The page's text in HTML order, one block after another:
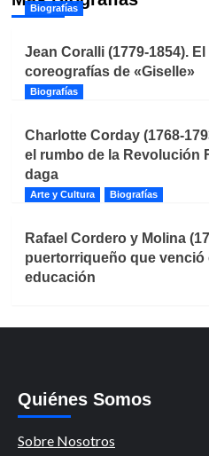
Biografías
Jean Coralli (1779-1854).
coreografías de «Giselle»
Biografías
Charlotte Corday (1768-
el rumbo de la Revolución
daga
Arte y Cultura Biografías
Rafael Cordero y Molina
puertorriqueño que venció
educación
Quiénes Somos
Sobre Nosotros